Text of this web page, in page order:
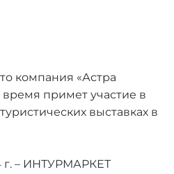
компания «Астра
примет участие в
выставках в
г. – ИНТУРМАРКЕТ